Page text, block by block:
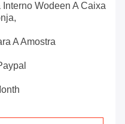
Wodeen A Caixa
A Amostra